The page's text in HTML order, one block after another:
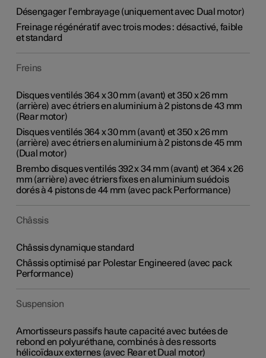
Désengager l’embrayage (uniquement avec Dual motor)
Freinage régénératif avec trois modes : désactivé, faible
et standard
Freins
Disques ventilés 364 x 30 mm (avant) et 350 x 26 mm
(arrière) avec étriers en aluminium à 2 pistons de 43 mm
(Rear motor)
Disques ventilés 364 x 30 mm (avant) et 350 x 26 mm
(arrière) avec étriers en aluminium à 2 pistons de 45 mm
(Dual motor)
Brembo disques ventilés 392 x 34 mm (avant) et 364 x 26
mm (arrière) avec étriers fixes en aluminium suédois
dorés à 4 pistons de 44 mm (avec pack Performance)
Châssis
Châssis dynamique standard
Châssis optimisé par Polestar Engineered (avec pack
Performance)
Suspension
Amortisseurs passifs haute capacité avec butées de
rebond en polyuréthane, combinés à des ressorts
hélicoïdaux externes (avec Rear et Dual motor)